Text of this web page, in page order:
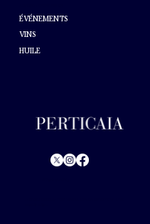
ÉVÉNEMENTS
VINS
HUILE